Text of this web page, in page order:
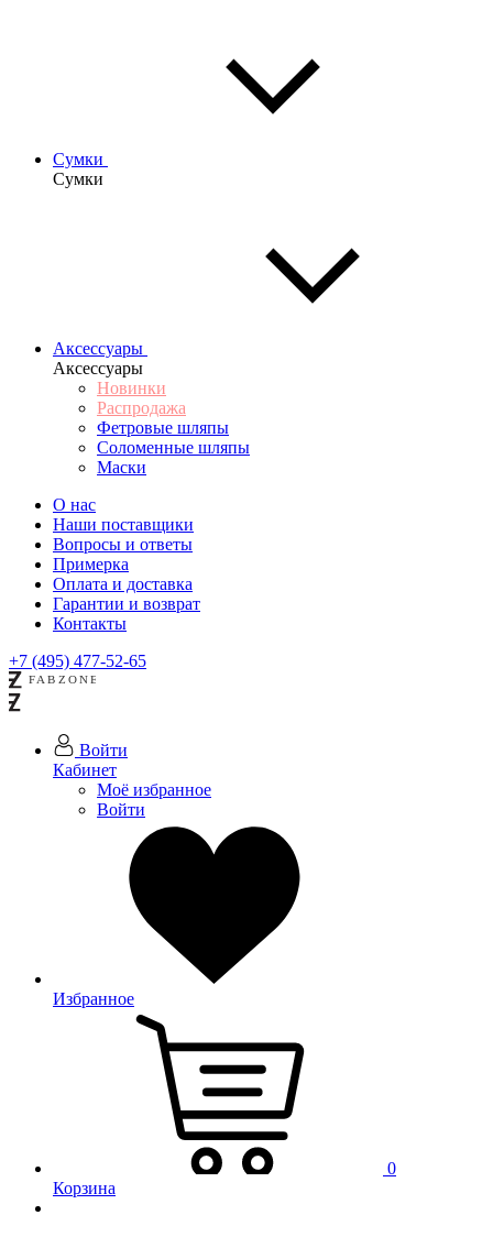
Сумки
Сумки
Аксессуары
Аксессуары
Новинки
Распродажа
Фетровые шляпы
Соломенные шляпы
Маски
О нас
Наши поставщики
Вопросы и ответы
Примерка
Оплата и доставка
Гарантии и возврат
Контакты
+7 (495) 477-52-65
Войти
Кабинет
Моё избранное
Войти
Избранное
0
Корзина